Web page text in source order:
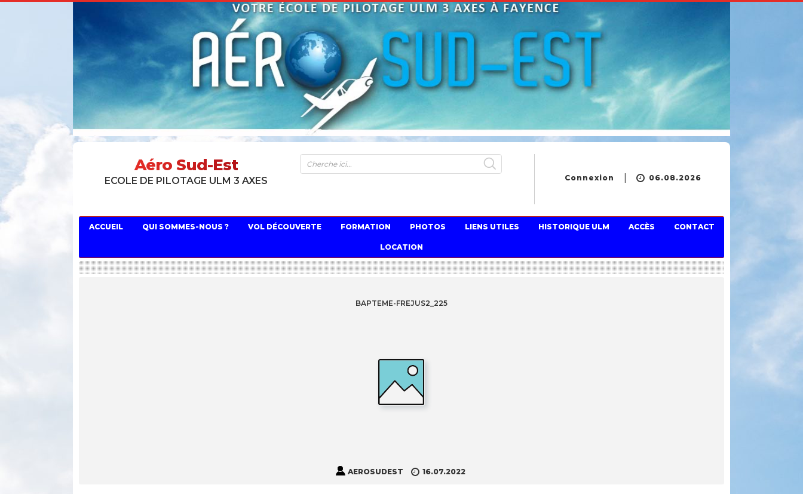
Aéro Sud-Est
ECOLE DE PILOTAGE ULM 3 AXES Connexion 06.08.2026
ACCUEIL QUI SOMMES-NOUS ? VOL DÉCOUVERTE FORMATION PHOTOS LIENS UTILES HISTORIQUE ULM ACCÈS CONTACT
LOCATION
BAPTEME-FREJUS2_225
AEROSUDEST 16.07.2022